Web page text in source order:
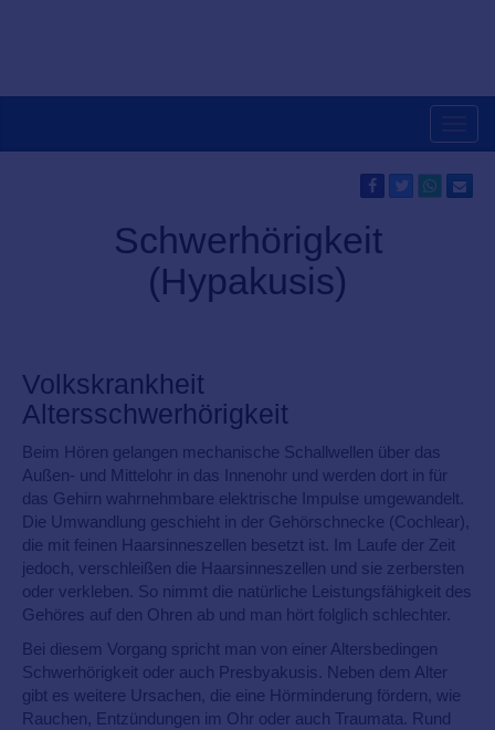
Schwerhörigkeit
(Hypakusis)
Volkskrankheit
Altersschwerhörigkeit
Beim Hören gelangen mechanische Schallwellen über das
Außen- und Mittelohr in das Innenohr und werden dort in für
das Gehirn wahrnehmbare elektrische Impulse umgewandelt.
Die Umwandlung geschieht in der Gehörschnecke (Cochlear),
die mit feinen Haarsinneszellen besetzt ist. Im Laufe der Zeit
jedoch, verschleißen die Haarsinneszellen und sie zerbersten
oder verkleben. So nimmt die natürliche Leistungsfähigkeit des
Gehöres auf den Ohren ab und man hört folglich schlechter.
Bei diesem Vorgang spricht man von einer Altersbedingen
Schwerhörigkeit oder auch Presbyakusis. Neben dem Alter
gibt es weitere Ursachen, die eine Hörminderung fördern, wie
Rauchen, Entzündungen im Ohr oder auch Traumata. Rund